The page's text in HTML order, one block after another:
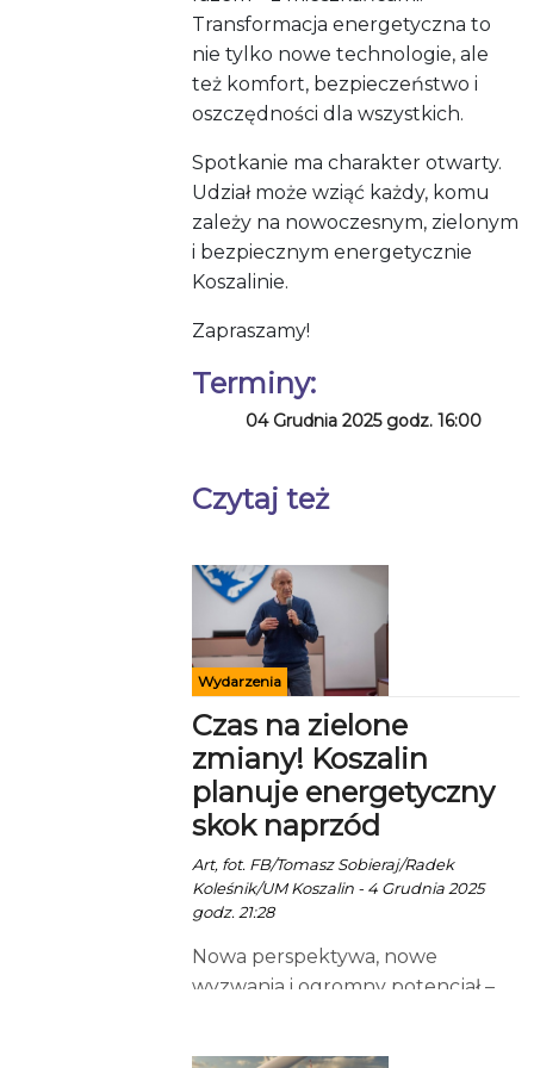
Transformacja energetyczna to
nie tylko nowe technologie, ale
też komfort, bezpieczeństwo i
oszczędności dla wszystkich.
Spotkanie ma charakter otwarty.
Udział może wziąć każdy, komu
zależy na nowoczesnym, zielonym
i bezpiecznym energetycznie
Koszalinie.
Zapraszamy!
Terminy:
04 Grudnia 2025 godz. 16:00
Czytaj też
Wydarzenia
Czas na zielone
zmiany! Koszalin
planuje energetyczny
skok naprzód
Art, fot. FB/Tomasz Sobieraj/Radek
Koleśnik/UM Koszalin - 4 Grudnia 2025
godz. 21:28
Nowa perspektywa, nowe
wyzwania i ogromny potencjał –